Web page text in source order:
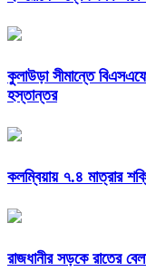
কুলাউড়া সীমান্তে
হস্তান্তর
কলম্বিয়ায় ৭.৪ মাত্রার
রাজধানীর সড়কে রাতের